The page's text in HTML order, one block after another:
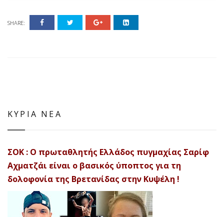
SHARE:
ΚΥΡΙΑ ΝΕΑ
ΣΟΚ : Ο πρωταθλητής Ελλάδος πυγμαχίας Σαρίφ
Αχματζάι είναι ο βασικός ύποπτος για τη
δολοφονία της Βρετανίδας στην Κυψέλη !